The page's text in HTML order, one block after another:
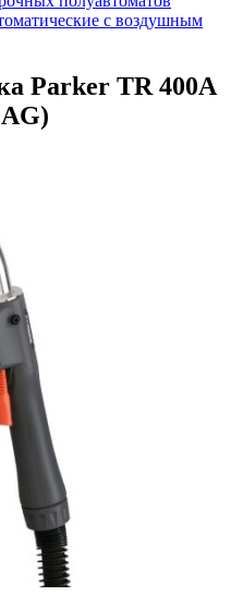
с воздушным
Parker TR 400A